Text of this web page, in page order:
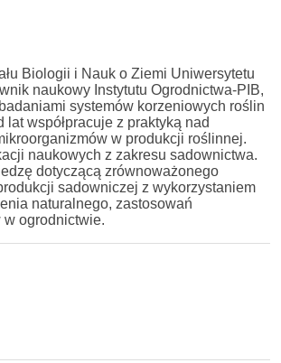
Biologii i Nauk o Ziemi Uniwersytetu
naukowy Instytutu Ogrodnictwa-PIB,
systemów korzeniowych roślin
lat współpracuje z praktyką nad
w produkcji roślinnej.
naukowych z zakresu sadownictwa.
dotyczącą zrównoważonego
sadowniczej z wykorzystaniem
naturalnego, zastosowań
w ogrodnictwie.